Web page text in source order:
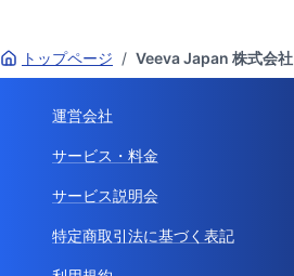
トップページ / Veeva Japan 株式会社
運営会社
サービス・料金
サービス説明会
特定商取引法に基づく表記